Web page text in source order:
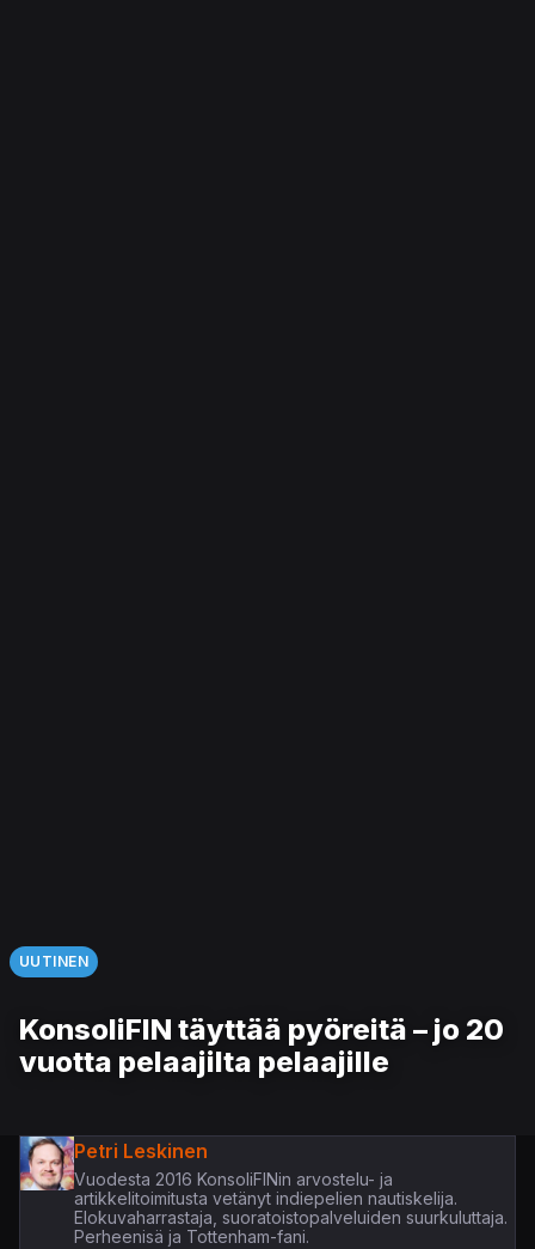
UUTINEN
KonsoliFIN täyttää pyöreitä – jo 20
vuotta pelaajilta pelaajille
Petri Leskinen
Vuodesta 2016 KonsoliFINin arvostelu- ja
artikkelitoimitusta vetänyt indiepelien nautiskelija.
Elokuvaharrastaja, suoratoistopalveluiden suurkuluttaja.
Perheenisä ja Tottenham-fani.